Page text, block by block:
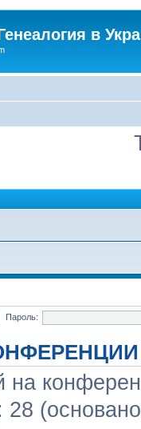
в
Пароль:
на